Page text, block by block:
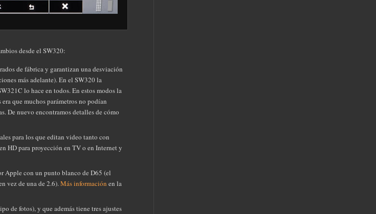
desde el SW320:
de fábrica y garantizan una desviación
más adelante). En el SW320 la
lo hace en todos. En estos modos la
que muchos parámetros no podían
De nuevo encontramos detalles de cómo
para los que editan video tanto con
HD para proyección en TV o en Internet y
Apple con un punto blanco de D65 (el
vez de una de 2.6).Más información en la
de fotos), y que además tiene tres ajustes